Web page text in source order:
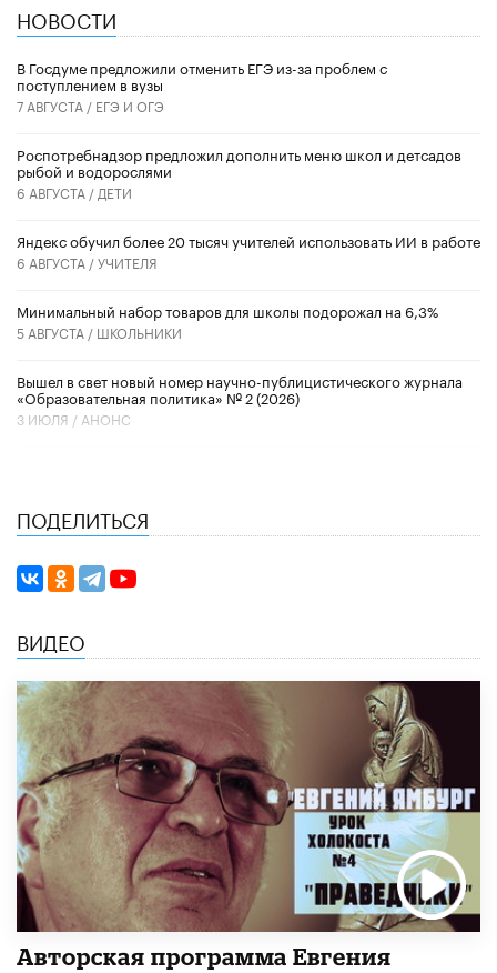
НОВОСТИ
В Госдуме предложили отменить ЕГЭ из-за проблем с
поступлением в вузы
7 АВГУСТА / ЕГЭ И ОГЭ
Роспотребнадзор предложил дополнить меню школ и детсадов
рыбой и водорослями
6 АВГУСТА / ДЕТИ
​Яндекс обучил более 20 тысяч учителей использовать ИИ в работе
6 АВГУСТА /УЧИТЕЛЯ
Минимальный набор товаров для школы подорожал на 6,3%
5 АВГУСТА / ШКОЛЬНИКИ
Вышел в свет новый номер научно-публицистического журнала
«Образовательная политика» № 2 (2026)
3 ИЮЛЯ / АНОНС
ПОДЕЛИТЬСЯ
ВИДЕО
Авторская программа Евгения